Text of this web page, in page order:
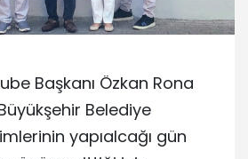
Başkanı Özkan Rona
Belediye
yapıalcağı gün